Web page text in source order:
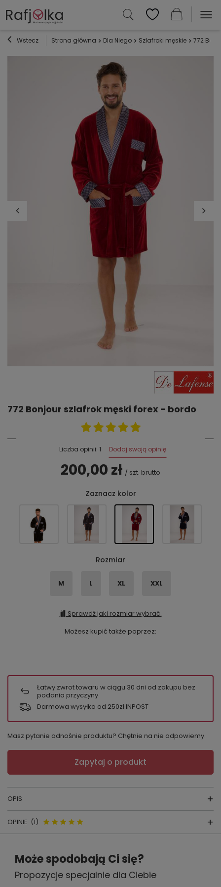
Wstecz Strona główna Dla Niego Szlafroki męskie 772
772 Bonjour szlafrok męski forex - bordo
Liczba opinii: 1 Dodaj swoją opinię
200,00 zł / szt. brutto
Zaznacz kolor
Rozmiar
M L XL XXL
Sprawdź jaki rozmiar wybrać.
Możesz kupić także poprzez:
Łatwy zwrot towaru w ciągu 30 dni od zakupu bez
podania przyczyny
Darmowa wysyłka od 250zł INPOST
Masz pytanie odnośnie produktu? Chętnie na nie odpowiemy.
Zapytaj o produkt
OPIS
Długi szlafrok 772 Bonjur
SKŁAD: 80% BAWEŁNA 20% POLIAMID
OPINIE (1)
Opinie o 772 Bonjour szlafrok
męski forex - bordo
Może spodobają Ci się?
Propozycje specjalnie dla Ciebie